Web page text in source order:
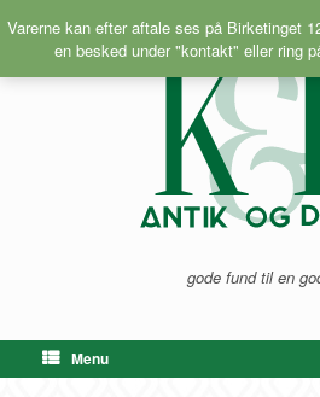
Varerne kan efter aftale ses på Birketinget
en besked under "kontakt" eller ring
til
gode fund til en
Menu